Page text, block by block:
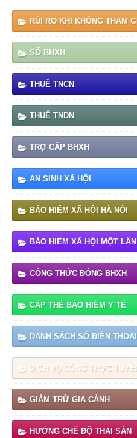
RỦI RO KHI KHÔNG THAM
SỔ BHXH
THUẾ TNCN
THUẾ TNDN
TRỢ CẤP BHXH
AN SINH XÃ HỘI
BẢO HIỂM XÃ HỘI HÀ NỘI
BẢO HIỂM XÃ HỘI MỘT LẦN
CÔNG THỨC ĐÓNG BHXH
CẤP THẺ BẢO HIỂM Y TẾ
DANH SÁCH SỐ ĐIỆN
DỊCH VỤ CÔNG TRỰC TUYẾN
GIẢM TRỪ GIA CẢNH
HƯỞNG CHẾ ĐỘ THAI SẢN